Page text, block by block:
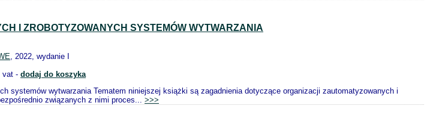
I ZROBOTYZOWANYCH SYSTEMÓW WYTWARZANIA
, 2022, wydanie I
vat - dodaj do koszyka
systemów wytwarzania Tematem niniejszej książki są zagadnienia dotyczące organizacji zautomatyzowanych i
związanych z nimi proces... >>>